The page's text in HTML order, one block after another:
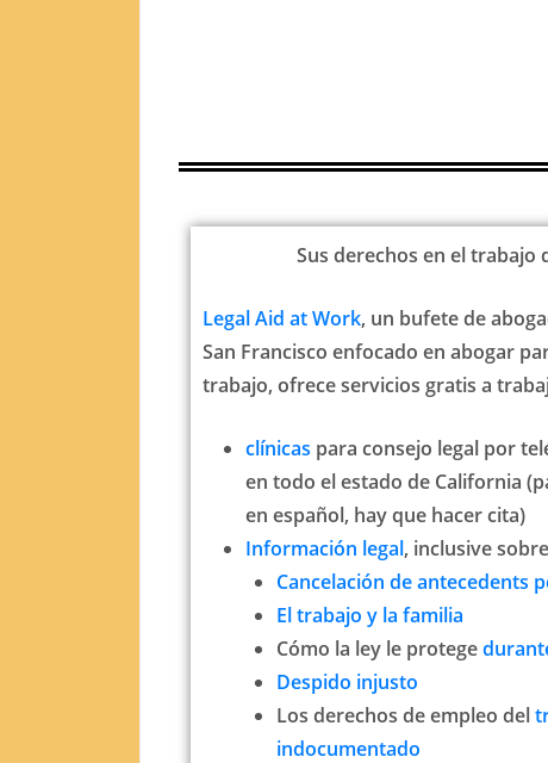
Sus derechos en el trabajo
Legal Aid at Work, un bufete de
San Francisco enfocado en abogar
trabajo, ofrece servicios gratis a
clínicas para consejo legal por
en todo el estado de California
en español, hay que hacer cita)
Información legal, inclusive
Cancelación de antecedents
El trabajo y la familia
Cómo la ley le protege
Despido injusto
Los derechos de empleo del
indocumentado